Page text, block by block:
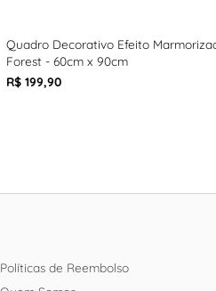
Quadro Decorativo Efeito
Forest - 60cm x 90cm
R$ 199,90
Políticas de Reembolso